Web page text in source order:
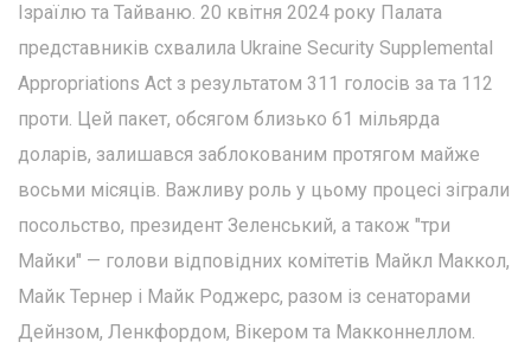
Ізраїлю та Тайваню. 20 квітня 2024 року Палата
представників схвалила Ukraine Security Supplemental
Appropriations Act з результатом 311 голосів за та 112
проти. Цей пакет, обсягом близько 61 мільярда
доларів, залишався заблокованим протягом майже
восьми місяців. Важливу роль у цьому процесі зіграли
посольство, президент Зеленський, а також "три
Майки" — голови відповідних комітетів Майкл Маккол,
Майк Тернер і Майк Роджерс, разом із сенаторами
Дейнзом, Ленкфордом, Вікером та Макконнеллом.